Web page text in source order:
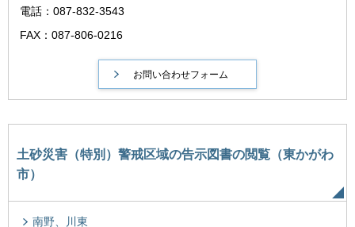
電話：087-832-3543
FAX：087-806-0216
土砂災害（特別）警戒区域の告示図書の閲覧（東かがわ
市）
南野、川東